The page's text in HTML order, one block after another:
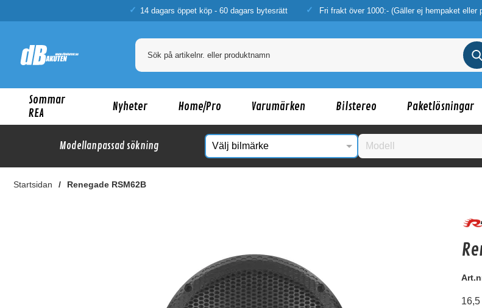
14 dagars öppet köp - 60 dagars bytesrätt Fri frakt över 1000:- (Gäller ej hempaket eller
Sommar
REA
Nyheter Home/Pro Varumärken Bilstereo Paketlösningar
Modellanpassad sökning
Startsidan Renegade RSM62B
Kanske någon av dessa produkter kan